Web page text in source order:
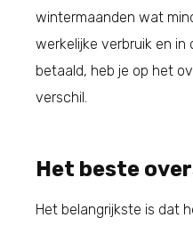
wintermaanden wat
werkelijke verbruik en in
betaald, heb je op het
verschil.
Het beste
Het belangrijkste is dat